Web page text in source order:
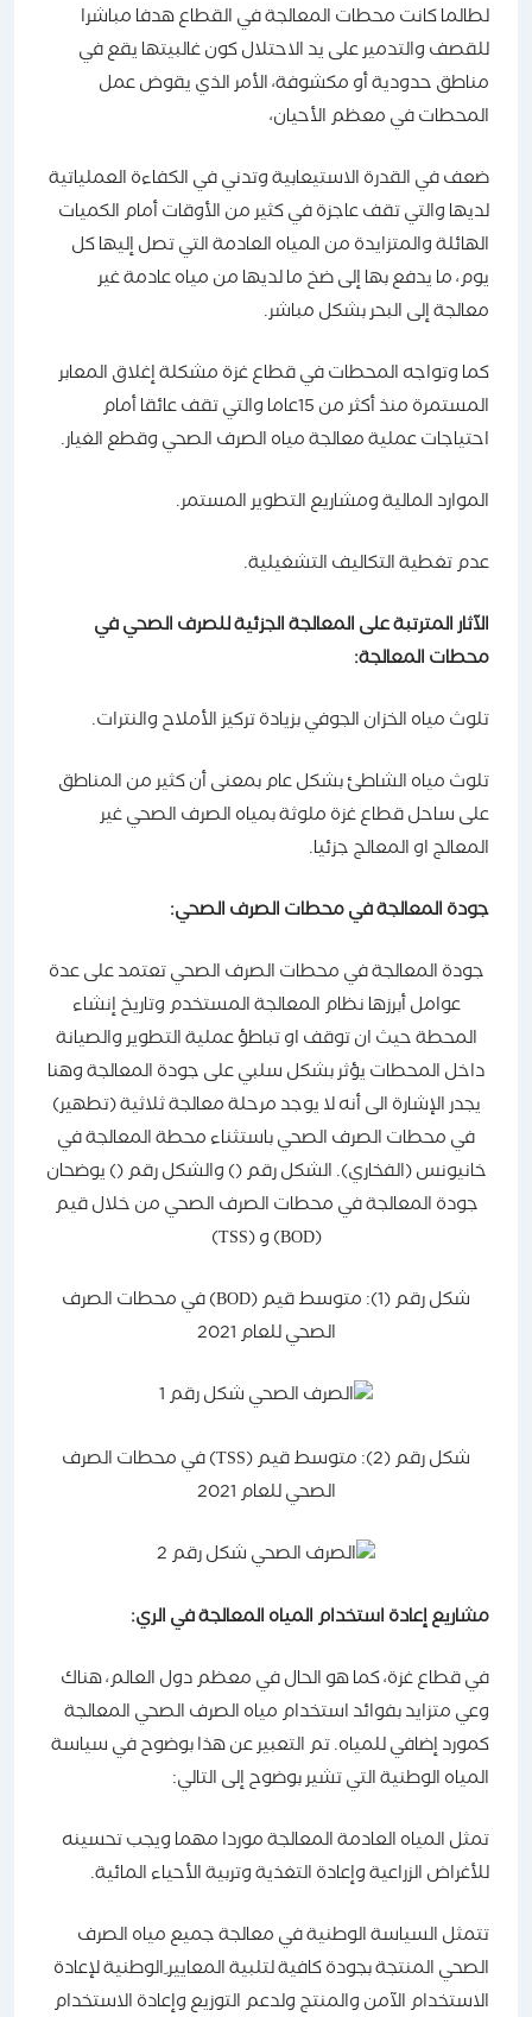
لطالما كانت محطات المعالجة في القطاع هدفا مباشرا
للقصف والتدمير على يد الاحتلال كون غالبيتها يقع في
مناطق حدودية أو مكشوفة، الأمر الذي يقوض عمل
المحطات في معظم الأحيان،
ضعف في القدرة الاستيعابية وتدني في الكفاءة العملياتية
لديها والتي تقف عاجزة في كثير من الأوقات أمام الكميات
الهائلة والمتزايدة من المياه العادمة التي تصل إليها كل
يوم، ما يدفع بها إلى ضخ ما لديها من مياه عادمة غير
معالجة إلى البحر بشكل مباشر.
كما وتواجه المحطات في قطاع غزة مشكلة إغلاق المعابر
المستمرة منذ أكثر من 15عاما والتي تقف عائقا أمام
احتياجات عملية معالجة مياه الصرف الصحي وقطع الغيار.
الموارد المالية ومشاريع التطوير المستمر.
عدم تغطية التكاليف التشغيلية.
الآثار المترتبة على المعالجة الجزئية للصرف الصحي في
محطات المعالجة:
تلوث مياه الخزان الجوفي بزيادة تركيز الأملاح والنترات.
تلوث مياه الشاطئ بشكل عام بمعنى أن كثير من المناطق
على ساحل قطاع غزة ملوثة بمياه الصرف الصحي غير
المعالج او المعالج جزئيا.
جودة المعالجة في محطات الصرف الصحي:
جودة المعالجة في محطات الصرف الصحي تعتمد على عدة
عوامل أبرزها نظام المعالجة المستخدم وتاريخ إنشاء
المحطة حيث ان توقف او تباطؤ عملية التطوير والصيانة
داخل المحطات يؤثر بشكل سلبي على جودة المعالجة وهنا
يجدر الإشارة الى أنه لا يوجد مرحلة معالجة ثلاثية (تطهير)
في محطات الصرف الصحي باستثناء محطة المعالجة في
خانيونس (الفخاري). الشكل رقم () والشكل رقم () يوضحان
جودة المعالجة في محطات الصرف الصحي من خلال قيم
(BOD) و (TSS)
شكل رقم (1): متوسط قيم (BOD) في محطات الصرف
الصحي للعام 2021
شكل رقم (2): متوسط قيم (TSS) في محطات الصرف
الصحي للعام 2021
مشاريع إعادة استخدام المياه المعالجة في الري:
في قطاع غزة، كما هو الحال في معظم دول العالم، هناك
وعي متزايد بفوائد استخدام مياه الصرف الصحي المعالجة
كمورد إضافي للمياه. تم التعبير عن هذا بوضوح في سياسة
المياه الوطنية التي تشير بوضوح إلى التالي:
تمثل المياه العادمة المعالجة موردا مهما ويجب تحسينه
للأغراض الزراعية وإعادة التغذية وتربية الأحياء المائية.
تتمثل السياسة الوطنية في معالجة جميع مياه الصرف
الصحي المنتجة بجودة كافية لتلبية المعايير ِالوطنية لإعادة
الاستخدام الآمن والمنتج ولدعم التوزيع وإعادة الاستخدام